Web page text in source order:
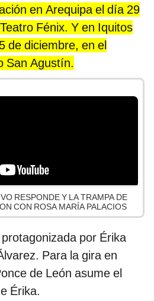
en Arequipa el día 29
Fénix. Y en Iquitos
de diciembre, en el
San Agustín.
RESPONDE Y LA TRAMPA DE
CON ROSA MARÍA PALACIOS
por Érika
Para la gira en
de León asume el
Érika.